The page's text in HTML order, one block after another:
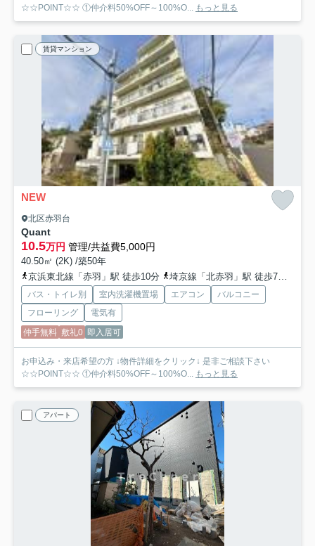
☆☆POINT☆☆ ①仲介料50%OFF～100%O... もっと見る
賃貸マンション
NEW
北区赤羽台
Quant
10.5万円 管理/共益費5,000円
40.50㎡ (2K) /築50年
京浜東北線「赤羽」駅 徒歩10分
埼京線「北赤羽」駅 徒歩7分
バス・トイレ別 室内洗濯機置場 エアコン
バルコニー
フローリング
電気有
仲手無料 敷礼0 即入居可
お申込み・来店希望の方 ↓物件詳細をクリック↓ 是非ご相談下さい
☆☆POINT☆☆ ①仲介料50%OFF～100%O... もっと見る
アパート